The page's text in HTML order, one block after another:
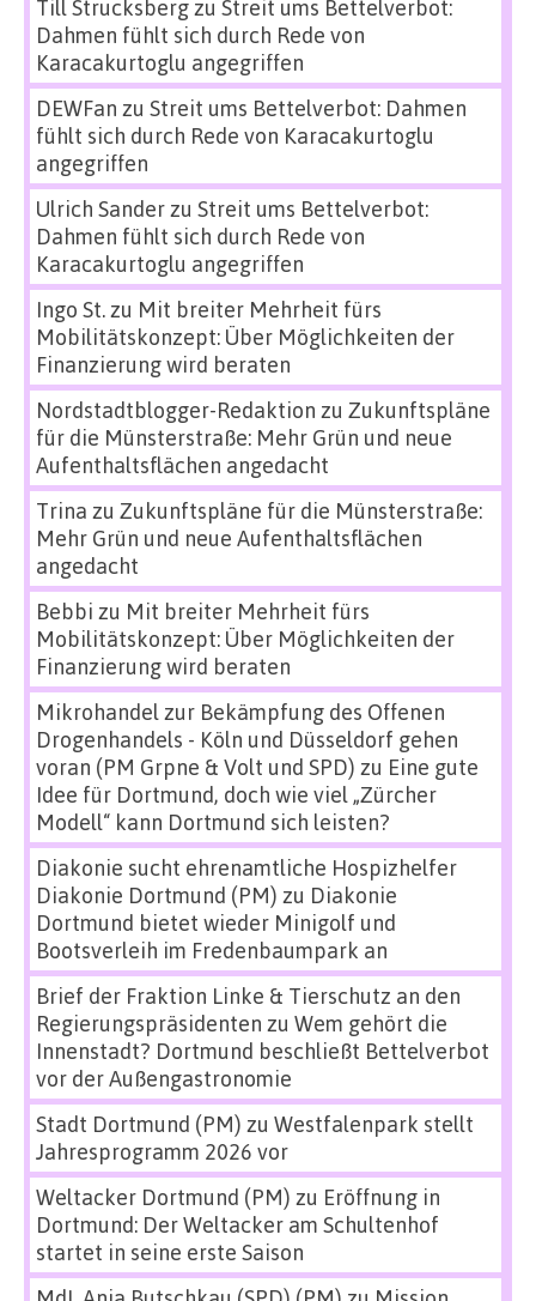
Till Strucksbergzu Streit ums Bettelverbot:
Dahmen fühlt sich durch Rede von
Karacakurtoglu angegriffen
DEWFan zu Streit ums Bettelverbot: Dahmen
fühlt sich durch Rede von Karacakurtoglu
angegriffen
Ulrich Sanderzu Streit ums Bettelverbot:
Dahmen fühlt sich durch Rede von
Karacakurtoglu angegriffen
Ingo St.zu Mit breiter Mehrheit fürs
Mobilitätskonzept: Über Möglichkeiten der
Finanzierung wird beraten
Nordstadtblogger-Redaktion zu Zukunftspläne
für die Münsterstraße: Mehr Grün und neue
Aufenthaltsflächen angedacht
Trina zu Zukunftspläne für die Münsterstraße:
Mehr Grün und neue Aufenthaltsflächen
angedacht
Bebbi zu Mit breiter Mehrheit fürs
Mobilitätskonzept: Über Möglichkeiten der
Finanzierung wird beraten
Mikrohandel zur Bekämpfung des Offenen
Drogenhandels - Köln und Düsseldorf gehen
voran (PM Grpne & Volt und SPD) zu Eine gute
Idee für Dortmund, doch wie viel „Zürcher
Modell“ kann Dortmund sich leisten?
Diakonie sucht ehrenamtliche Hospizhelfer
Diakonie Dortmund (PM) zu Diakonie
Dortmund bietet wieder Minigolf und
Bootsverleih im Fredenbaumpark an
Brief der Fraktion Linke & Tierschutz an den
Regierungspräsidenten zu Wem gehört die
Innenstadt? Dortmund beschließt Bettelverbot
vor der Außengastronomie
Stadt Dortmund (PM) zu Westfalenpark stellt
Jahresprogramm 2026 vor
Weltacker Dortmund (PM) zu Eröffnung in
Dortmund: Der Weltacker am Schultenhof
startet in seine erste Saison